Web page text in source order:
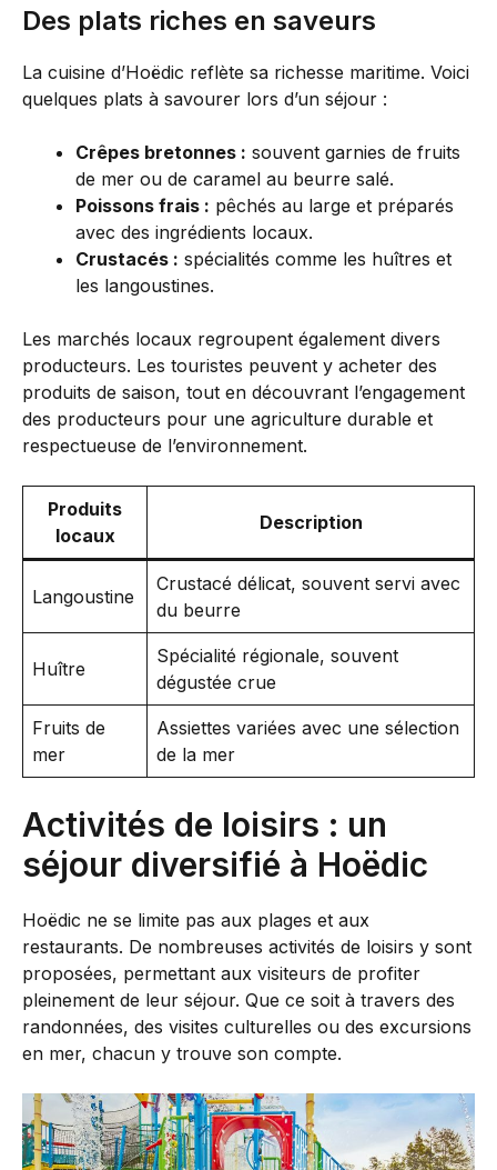
Des plats riches en saveurs
La cuisine d’Hoëdic reflète sa richesse maritime. Voici
quelques plats à savourer lors d’un séjour :
Crêpes bretonnes : souvent garnies de fruits
de mer ou de caramel au beurre salé.
Poissons frais : pêchés au large et préparés
avec des ingrédients locaux.
Crustacés : spécialités comme les huîtres et
les langoustines.
Les marchés locaux regroupent également divers
producteurs. Les touristes peuvent y acheter des
produits de saison, tout en découvrant l’engagement
des producteurs pour une agriculture durable et
respectueuse de l’environnement.
Produits
locaux
Description
Langoustine
Crustacé délicat, souvent servi avec
du beurre
Huître
Spécialité régionale, souvent
dégustée crue
Fruits de
mer
Assiettes variées avec une sélection
de la mer
Activités de loisirs : un
séjour diversifié à Hoëdic
Hoëdic ne se limite pas aux plages et aux
restaurants. De nombreuses activités de loisirs y sont
proposées, permettant aux visiteurs de profiter
pleinement de leur séjour. Que ce soit à travers des
randonnées, des visites culturelles ou des excursions
en mer, chacun y trouve son compte.